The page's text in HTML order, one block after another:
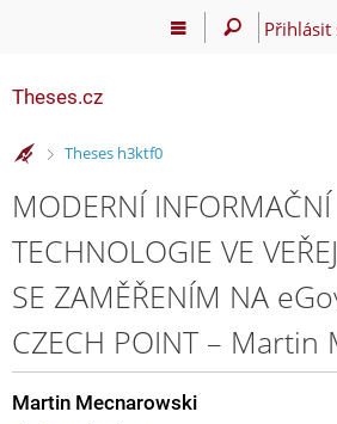
Přihlásit
Theses.cz
>
Theses h3ktf0
MODERNÍ INFORMAČNÍ
TECHNOLOGIE VE
SE ZAMĚŘENÍM NA
CZECH POINT – Martin
Martin Mecnarowski